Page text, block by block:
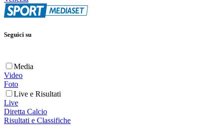
Seguici su
Media
Video
Foto
Live e Risultati
Live
Diretta Calcio
Risultati e Classifiche